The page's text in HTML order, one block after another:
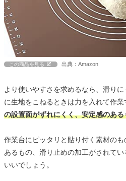
この商品を見る 出典：Amazon
より使いやすさを求めるなら、滑り
に生地をこねるときは力を入れて作業
の設置面がずれにくく、安定感のあ
作業台にピッタリと貼り付く素材の
あるもの、滑り止めの加工がされて
いいでしょう。